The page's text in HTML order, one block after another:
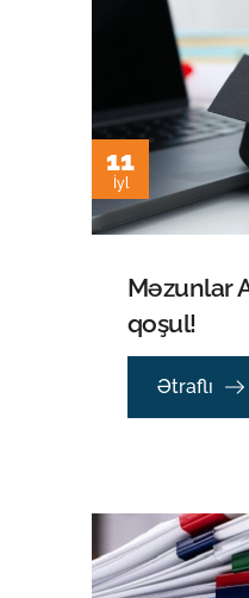
11
İyl
Məzunlar
qoşul!
Ətraflı